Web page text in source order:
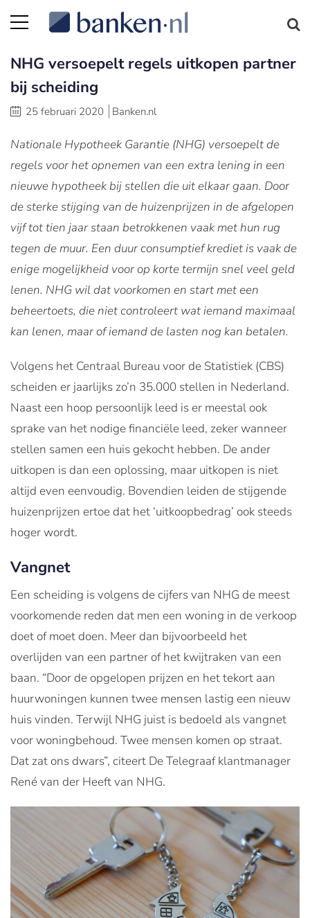
NHG versoepelt regels uitkopen partner
bij scheiding
25 februari 2020 Banken.nl
Nationale Hypotheek Garantie (NHG) versoepelt de
regels voor het opnemen van een extra lening in een
nieuwe hypotheek bij stellen die uit elkaar gaan. Door
de sterke stijging van de huizenprijzen in de afgelopen
vijf tot tien jaar staan betrokkenen vaak met hun rug
tegen de muur. Een duur consumptief krediet is vaak de
enige mogelijkheid voor op korte termijn snel veel geld
lenen. NHG wil dat voorkomen en start met een
beheertoets, die niet controleert wat iemand maximaal
kan lenen, maar of iemand de lasten nog kan betalen.
Volgens het Centraal Bureau voor de Statistiek (CBS)
scheiden er jaarlijks zo’n 35.000 stellen in Nederland.
Naast een hoop persoonlijk leed is er meestal ook
sprake van het nodige financiële leed, zeker wanneer
stellen samen een huis gekocht hebben. De ander
uitkopen is dan een oplossing, maar uitkopen is niet
altijd even eenvoudig. Bovendien leiden de stijgende
huizenprijzen ertoe dat het ‘uitkoopbedrag’ ook steeds
hoger wordt.
Vangnet
Een scheiding is volgens de cijfers van NHG de meest
voorkomende reden dat men een woning in de verkoop
doet of moet doen. Meer dan bijvoorbeeld het
overlijden van een partner of het kwijtraken van een
baan. “Door de opgelopen prijzen en het tekort aan
huurwoningen kunnen twee mensen lastig een nieuw
huis vinden. Terwijl NHG juist is bedoeld als vangnet
voor woningbehoud. Twee mensen komen op straat.
Dat zat ons dwars”, citeert De Telegraaf klantmanager
René van der Heeft van NHG.